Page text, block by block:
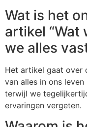
Wat is het
artikel “Wat
we alles
Het artikel gaat over
van alles in ons
terwijl we
ervaringen vergeten.